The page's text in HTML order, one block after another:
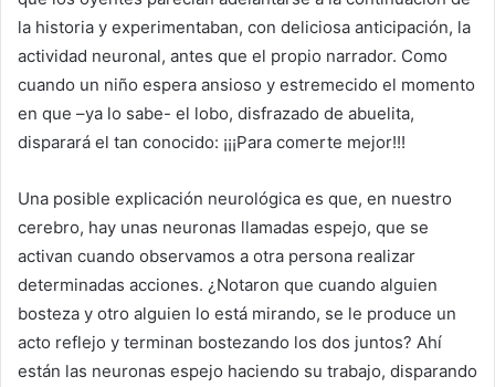
la historia y experimentaban, con deliciosa anticipación, la
actividad neuronal, antes que el propio narrador. Como
cuando un niño espera ansioso y estremecido el momento
en que –ya lo sabe- el lobo, disfrazado de abuelita,
disparará el tan conocido: ¡¡¡Para comerte mejor!!!
Una posible explicación neurológica es que, en nuestro
cerebro, hay unas neuronas llamadas espejo, que se
activan cuando observamos a otra persona realizar
determinadas acciones. ¿Notaron que cuando alguien
bosteza y otro alguien lo está mirando, se le produce un
acto reflejo y terminan bostezando los dos juntos? Ahí
están las neuronas espejo haciendo su trabajo, disparando